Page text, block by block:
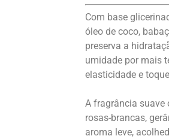
Com base
óleo de coco,
preserva a
umidade por mais
elasticidade e
A fragrância suave
rosas-brancas,
aroma leve,